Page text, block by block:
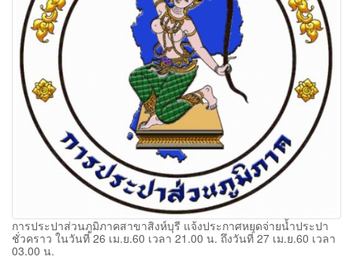
การประปาส่วนภูมิภาคสาขาสิงห์บุรี แจ้งประกาศหยุดจ่ายน้ำประปา
ชั่วคราว ในวันที่ 26 เม.ย.60 เวลา 21.00 น. ถึงวันที่ 27 เม.ย.60 เวลา
03.00 น.